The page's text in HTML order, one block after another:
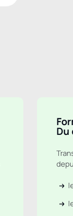
Du